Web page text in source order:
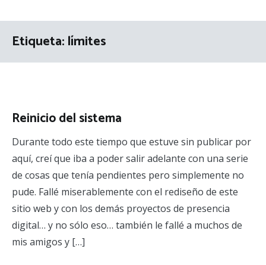
Etiqueta:límites
Reinicio del sistema
Durante todo este tiempo que estuve sin publicar por
aquí, creí que iba a poder salir adelante con una serie
de cosas que tenía pendientes pero simplemente no
pude. Fallé miserablemente con el rediseño de este
sitio web y con los demás proyectos de presencia
digital… y no sólo eso… también le fallé a muchos de
mis amigos y […]